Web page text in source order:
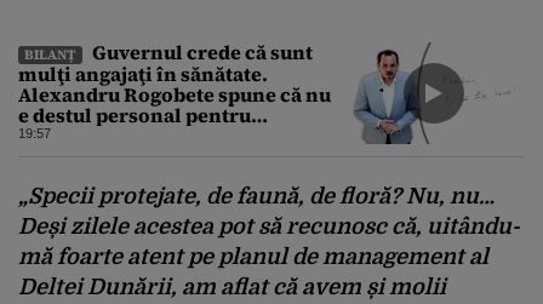
BILANȚ
Guvernul crede că sunt
mulţi angajaţi în sănătate.
Alexandru Rogobete spune că nu
e destul personal pentru
combaterea infecţiilor
19:57
„Specii protejate, de faună, de floră? Nu, nu…
Deși zilele acestea pot să recunosc că, uitându-
măfoarte atent pe planul de management al
Deltei Dunării, am aflat că avem și molii